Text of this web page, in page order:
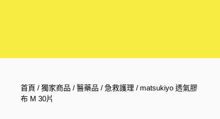
首頁 /獨家商品 /醫藥品 /急救護理 / matsukiyo 透氣膠
布 M 30片